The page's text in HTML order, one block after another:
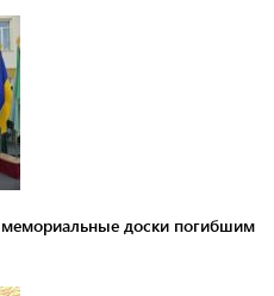
доски погибшим